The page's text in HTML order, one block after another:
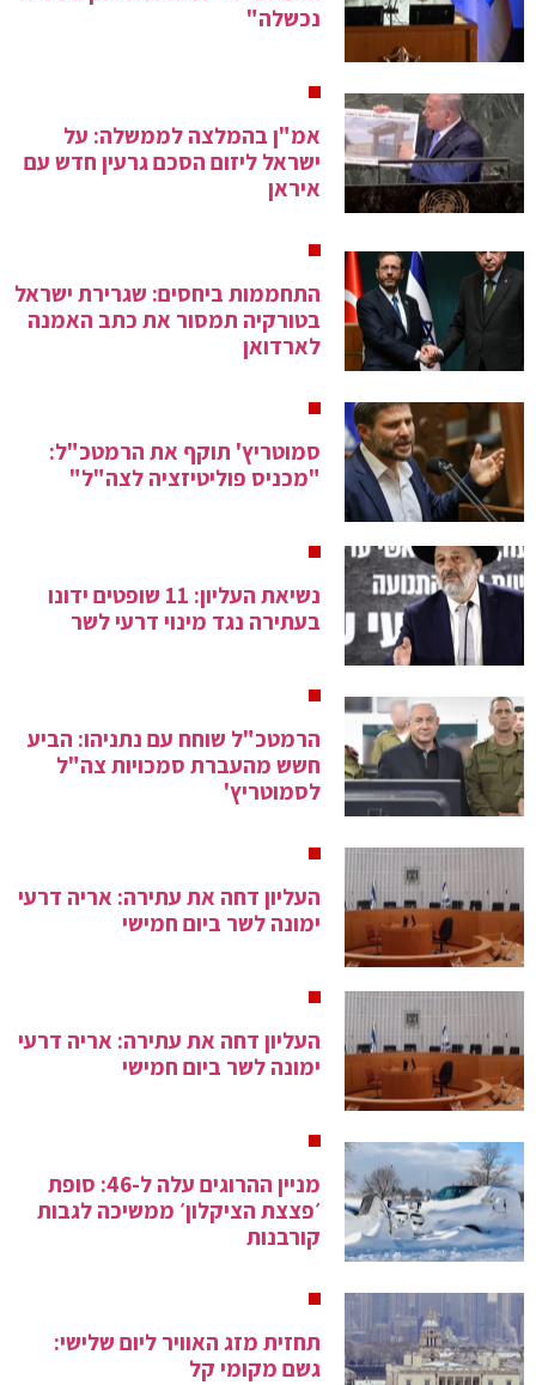
נכשלה"
אמ"ן בהמלצה לממשלה: על
ישראל ליזום הסכם גרעין חדש עם
איראן
התחממות ביחסים: שגרירת ישראל
בטורקיה תמסור את כתב האמנה
לארדואן
סמוטריץ' תוקף את הרמטכ"ל:
"מכניס פוליטיזציה לצה"ל"
נשיאת העליון: 11 שופטים ידונו
בעתירה נגד מינוי דרעי לשר
הרמטכ"ל שוחח עם נתניהו: הביע
חשש מהעברת סמכויות צה"ל
לסמוטריץ'
העליון דחה את עתירה: אריה דרעי
ימונה לשר ביום חמישי
העליון דחה את עתירה: אריה דרעי
ימונה לשר ביום חמישי
מניין ההרוגים עלה ל-46: סופת
׳פצצת הציקלון׳ ממשיכה לגבות
קורבנות
תחזית מזג האוויר ליום שלישי:
גשם מקומי קל